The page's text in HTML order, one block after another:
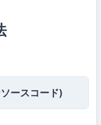
ースコード)